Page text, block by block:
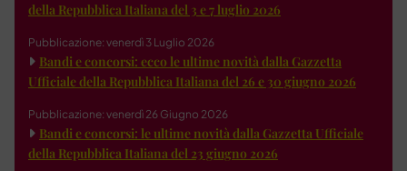
della Repubblica Italiana del 3 e 7 luglio 2026
Pubblicazione: venerdì 3 Luglio 2026
Bandi e concorsi: ecco le ultime novità dalla Gazzetta
Ufficiale della Repubblica Italiana del 26 e 30 giugno 2026
Pubblicazione: venerdì 26 Giugno 2026
Bandi e concorsi: le ultime novità dalla Gazzetta Ufficiale
della Repubblica Italiana del 23 giugno 2026